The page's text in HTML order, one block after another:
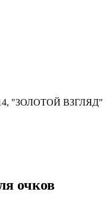
"ЗОЛОТОЙ ВЗГЛЯД"
очков